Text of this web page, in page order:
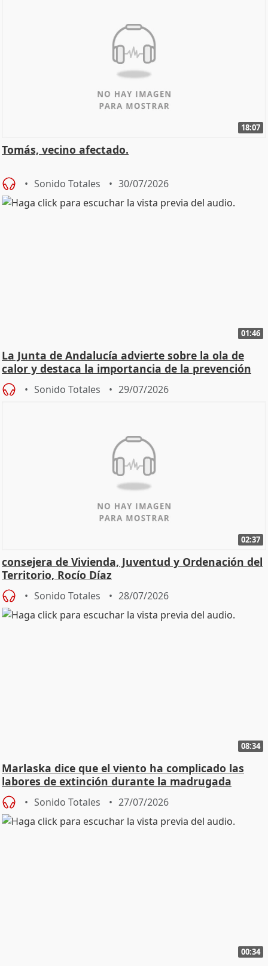
18:07
Tomás, vecino afectado.
Sonido Totales 30/07/2026
01:46
La Junta de Andalucía advierte sobre la ola de
calor y destaca la importancia de la prevención
Sonido Totales 29/07/2026
02:37
consejera de Vivienda, Juventud y Ordenación del
Territorio, Rocío Díaz
Sonido Totales 28/07/2026
08:34
Marlaska dice que el viento ha complicado las
labores de extinción durante la madrugada
Sonido Totales 27/07/2026
00:34